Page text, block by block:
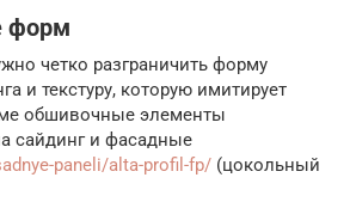
форм
четко разграничить форму
и текстуру, которую имитирует
обшивочные элементы
сайдинг и фасадные
paneli/alta-profil-fp/ (цокольный